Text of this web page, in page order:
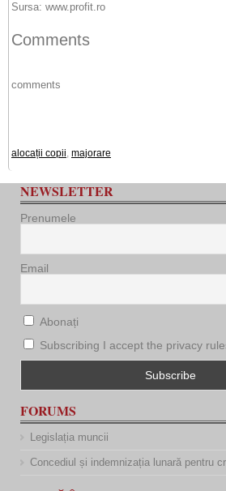
Sursa: www.profit.ro
Comments
comments
alocații copii, majorare
NEWSLETTER
Prenumele
Email
Abonați
Subscribing I accept the privacy
FORUMS
Legislația muncii
Concediul și indemnizația lunară pentru